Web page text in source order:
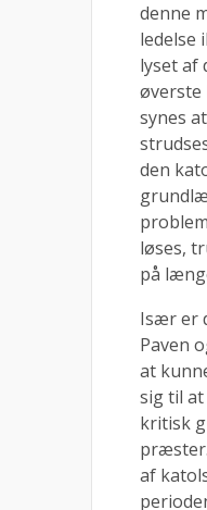
denne
ledelse
lyset af
øverste
synes
den
løses,
på
Især er
Paven
at
sig til
kritisk
af